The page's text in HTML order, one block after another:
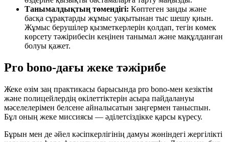
Танымалдықтың төмендігі: Көптеген заңды және
басқа сұрақтарды жұмыс уақытынан тыс шешу қиын.
Жұмыс берушілер қызметкерлерін қолдап, тегін көмек
көрсету тәжірибесін кеңінен танымал және мақұлданған
болуы қажет.
Pro bono-дағы жеке тәжірибе
Жеке өзім заң практикасы барысында pro bono-мен кезіктім
және полицейлердің өкілеттіктерін асыра пайдалануы
мәселелерімен белсене айналысатын заңгермен таныспын.
Бұл оның жеке миссиясы — әділетсіздікке қарсы күресу.
Бұрын мен де әйел кәсіпкерлігінің дамуы жөніндегі жергілікті